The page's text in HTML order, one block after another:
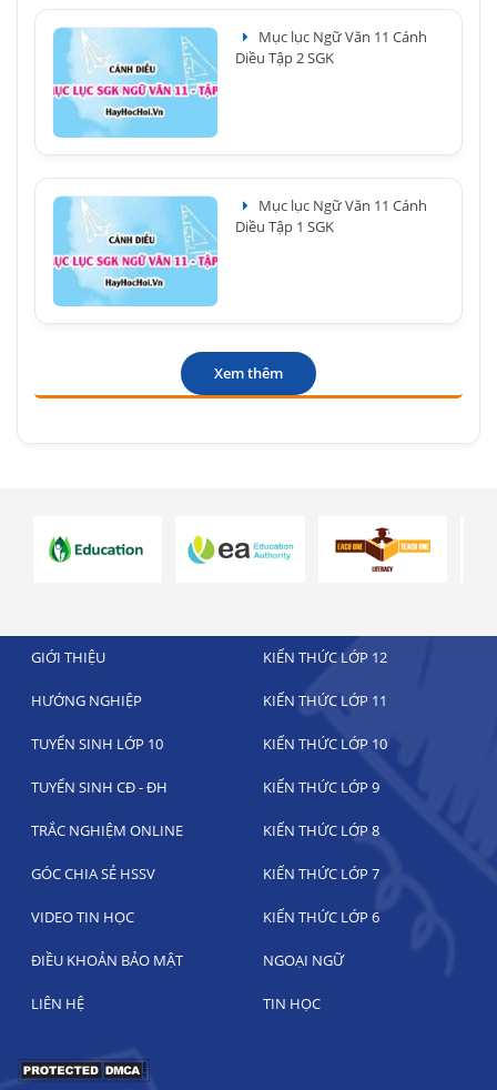
Mục lục Ngữ Văn 11 Cánh
Diều Tập 2 SGK
Mục lục Ngữ Văn 11 Cánh
Diều Tập 1 SGK
Xem thêm
GIỚI THIỆU KIẾN THỨC LỚP 12
HƯỚNG NGHIỆP KIẾN THỨC LỚP 11
TUYỂN SINH LỚP 10 KIẾN THỨC LỚP 10
TUYỂN SINH CĐ - ĐH KIẾN THỨC LỚP 9
TRẮC NGHIỆM ONLINE KIẾN THỨC LỚP 8
GÓC CHIA SẺ HSSV KIẾN THỨC LỚP 7
VIDEO TIN HỌC KIẾN THỨC LỚP 6
ĐIỀU KHOẢN BẢO MẬT NGOẠI NGỮ
LIÊN HỆ TIN HỌC